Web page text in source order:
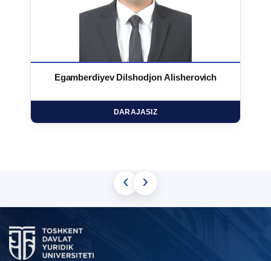
Egamberdiyev Dilshodjon Alisherovich
DARAJASIZ
‹ ›